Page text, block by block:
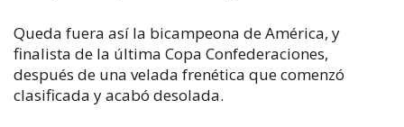
Queda fuera así la bicampeona de América, y
finalista de la última Copa Confederaciones,
después de una velada frenética que comenzó
clasificada y acabó desolada.